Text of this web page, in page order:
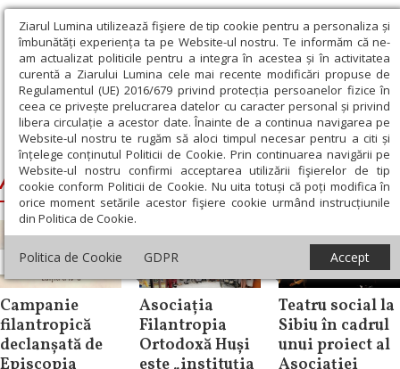
Ziarul Lumina utilizează fişiere de tip cookie pentru a personaliza și
îmbunătăți experiența ta pe Website-ul nostru. Te informăm că ne-
am actualizat politicile pentru a integra în acestea și în activitatea
curentă a Ziarului Lumina cele mai recente modificări propuse de
Regulamentul (UE) 2016/679 privind protecția persoanelor fizice în
ceea ce privește prelucrarea datelor cu caracter personal și privind
libera circulație a acestor date. Înainte de a continua navigarea pe
Website-ul nostru te rugăm să aloci timpul necesar pentru a citi și
înțelege conținutul Politicii de Cookie. Prin continuarea navigării pe
Website-ul nostru confirmi acceptarea utilizării fişierelor de tip
cookie conform Politicii de Cookie. Nu uita totuși că poți modifica în
orice moment setările acestor fişiere cookie urmând instrucțiunile
din Politica de Cookie.
Politica de Cookie GDPR Accept
Ziarul Lumina › Asociaţia Filantropia Otodoxă
Asociaţia Filantropia Otodoxă
Știri
Campanie
filantropică
declanșată de
Filantropie
Asociația
Filantropia
Ortodoxă Huși
Teatru social la
Sibiu în cadrul
unui proiect al